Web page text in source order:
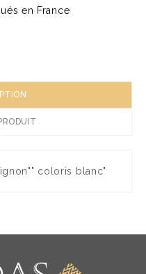
en France
coloris blanc"